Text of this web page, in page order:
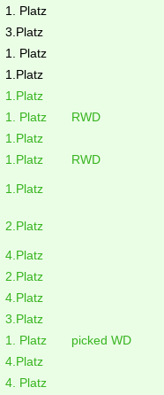
1. Platz
3.Platz
1. Platz
1.Platz
1.Platz
1. Platz
RWD
1.Platz
1.Platz RWD
1.Platz
2.Platz
4.Platz
2.Platz
4.Platz
3.Platz
1. Platz
picked WD
4.Platz
4. Platz